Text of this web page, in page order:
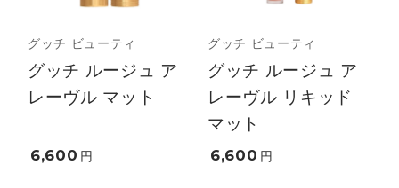
グッチ ビューティ
グッチ ルージュ ア
レーヴル マット
6,600 円
グッチ ビューティ
グッチ ルージュ ア
レーヴル リキッド
マット
6,600 円